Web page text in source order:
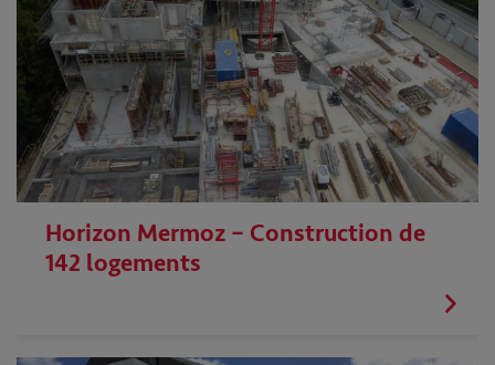
Horizon Mermoz – Construction de
142 logements